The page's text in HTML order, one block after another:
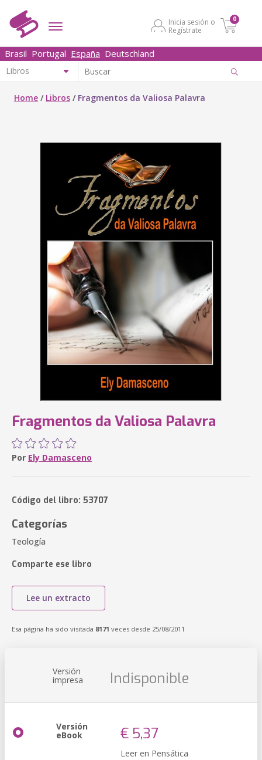
Inicia sesión o
Regístrate
0
Brasil Portugal España Deutschland
Home / Libros / Fragmentos da Valiosa Palavra
Fragmentos da Valiosa Palavra
Por Ely Damasceno
Código del libro: 53707
Categorías
Teología
Comparte ese libro
Lee un extracto
Esa página ha sido visitada 8171 veces desde 25/08/2011
Versión
impresa Indisponible
Versión
eBook € 5,37
Leer en Pensática